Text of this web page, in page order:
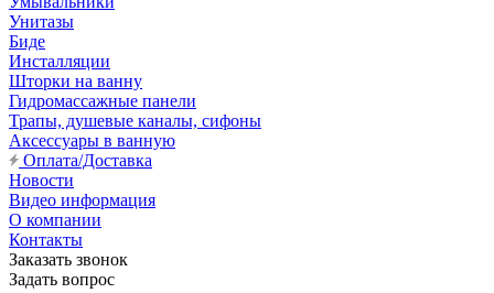
Унитазы
Биде
Инсталляции
Шторки на ванну
Гидромассажные панели
Трапы, душевые каналы, сифоны
Аксессуары в ванную
Оплата/Доставка
Новости
Видео информация
О компании
Контакты
Заказать звонок
Задать вопрос